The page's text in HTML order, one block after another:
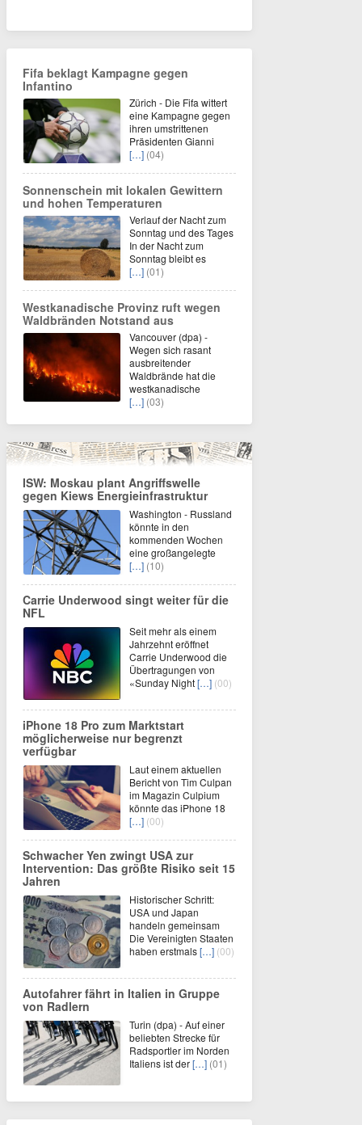
Fifa beklagt Kampagne gegen
Infantino
Zürich - Die Fifa wittert
eine Kampagne gegen
ihren umstrittenen
Präsidenten Gianni
[…] (04)
Sonnenschein mit lokalen Gewittern
und hohen Temperaturen
Verlauf der Nacht zum
Sonntag und des Tages
In der Nacht zum
Sonntag bleibt es
[…] (01)
Westkanadische Provinz ruft wegen
Waldbränden Notstand aus
Vancouver (dpa) -
Wegen sich rasant
ausbreitender
Waldbrände hat die
westkanadische
[…] (03)
ISW: Moskau plant Angriffswelle
gegen Kiews Energieinfrastruktur
Washington - Russland
könnte in den
kommenden Wochen
eine großangelegte
[…] (10)
Carrie Underwood singt weiter für die
NFL
Seit mehr als einem
Jahrzehnt eröffnet
Carrie Underwood die
Übertragungen von
«Sunday Night[…] (00)
iPhone 18 Pro zum Marktstart
möglicherweise nur begrenzt
verfügbar
Laut einem aktuellen
Bericht von Tim Culpan
im Magazin Culpium
könnte das iPhone 18
[…] (00)
Schwacher Yen zwingt USA zur
Intervention: Das größte Risiko seit 15
Jahren
Historischer Schritt:
USA und Japan
handeln gemeinsam
Die Vereinigten Staaten
haben erstmals[…] (00)
Autofahrer fährt in Italien in Gruppe
von Radlern
Turin (dpa) - Auf einer
beliebten Strecke für
Radsportler im Norden
Italiens ist der[…] (01)